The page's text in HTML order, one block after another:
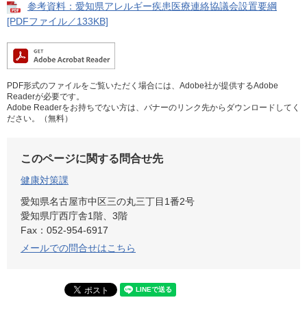
参考資料：愛知県アレルギー疾患医療連絡協議会設置要綱
[PDFファイル／133KB]
PDF形式のファイルをご覧いただく場合には、Adobe社が提供するAdobe
Readerが必要です。
Adobe Readerをお持ちでない方は、バナーのリンク先からダウンロードしてく
ださい。（無料）
このページに関する問合せ先
健康対策課
愛知県名古屋市中区三の丸三丁目1番2号
愛知県庁西庁舎1階、3階
Fax：052-954-6917
メールでの問合せはこちら